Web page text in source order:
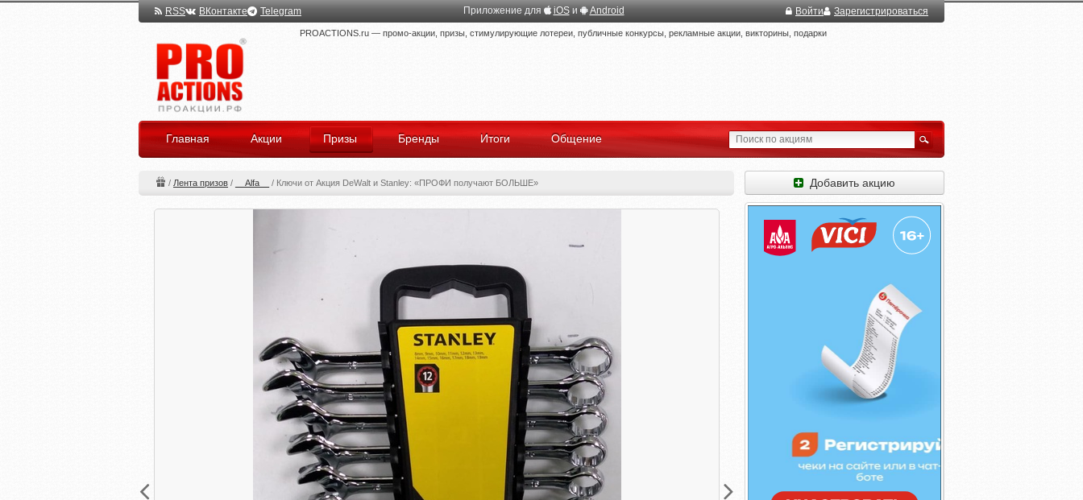
RSS ВКонтакте Telegram Приложение для iOSи Android Войти Зарегистрироваться
PROACTIONS.ru — промо-акции, призы, стимулирующие лотереи, публичные конкурсы, рекламные акции, викторины, подарки
Главная Акции Призы Бренды Итоги Общение
/ Лента призов / __Alfa__ / Ключи от Акция DeWalt и Stanley: «ПРОФИ получают БОЛЬШЕ» Добавить акцию